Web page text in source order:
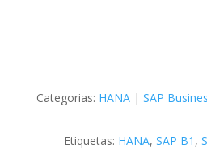
Categorias: HANA| SAP
Etiquetas: HANA,SAP B1 ,